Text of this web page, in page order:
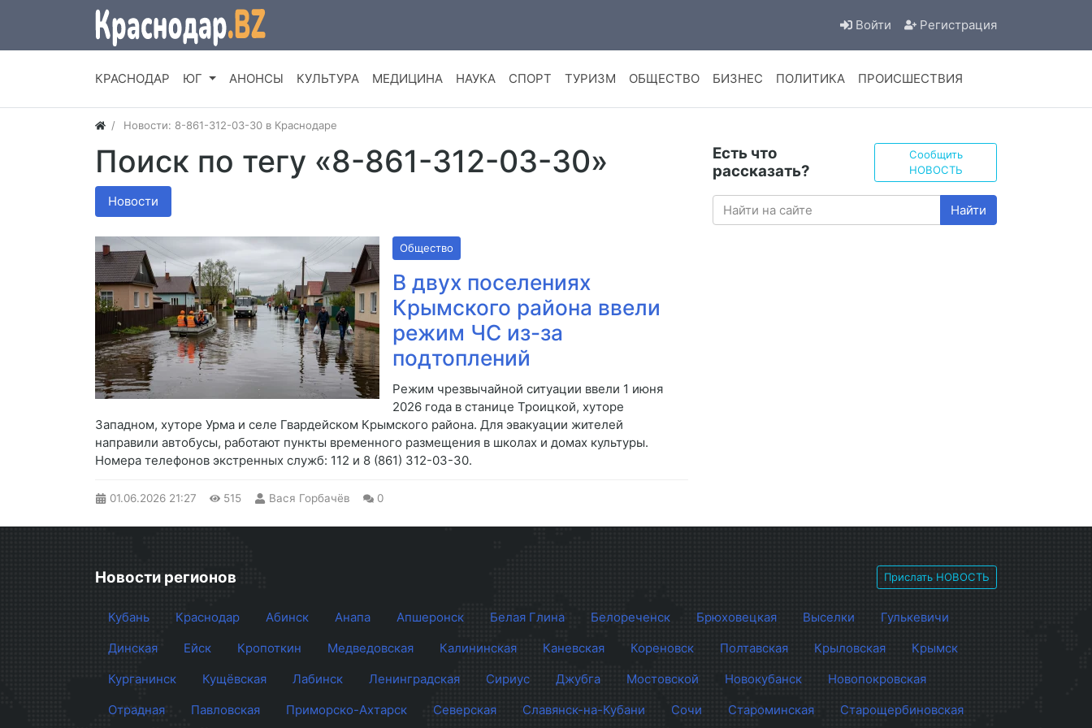
Войти Регистрация
КРАСНОДАР ЮГ АНОНСЫ КУЛЬТУРА МЕДИЦИНА НАУКА СПОРТ ТУРИЗМ ОБЩЕСТВО БИЗНЕС ПОЛИТИКА ПРОИСШЕСТВИЯ
Новости: 8-861-312-03-30 в Краснодаре
Поиск по тегу «8-861-312-03-30»
Новости
Общество
В двух поселениях
Крымского района ввели
режим ЧС из-за
подтоплений
Режим чрезвычайной ситуации ввели 1 июня
2026 года в станице Троицкой, хуторе
Западном, хуторе Урма и селе Гвардейском Крымского района. Для эвакуации жителей
направили автобусы, работают пункты временного размещения в школах и домах культуры.
Номера телефонов экстренных служб: 112 и 8 (861) 312-03-30.
01.06.2026 21:27 515 Вася Горбачёв 0
Есть что
рассказать?
Сообщить
НОВОСТЬ
Найти
Новости регионов Прислать НОВОСТЬ
Кубань Краснодар Абинск Анапа Апшеронск Белая Глина Белореченск Брюховецкая Выселки
Гулькевичи
Динская
Ейск Кропоткин Медведовская Калининская Каневская Кореновск Полтавская Крыловская
Крымск
Курганинск
Кущёвская Лабинск Ленинградская Сириус Джубга Мостовской Новокубанск
Новопокровская
Отрадная
Павловская Приморско-Ахтарск Северская Славянск-на-Кубани Сочи Староминская Старощербиновская